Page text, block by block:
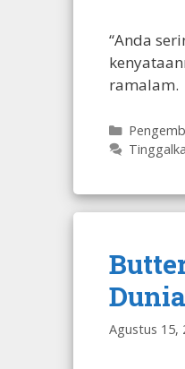
“Anda
ramalam.
Kategori
Agustus 15,